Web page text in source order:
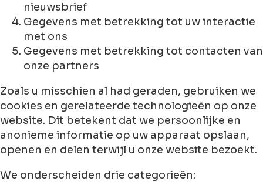
nieuwsbrief
Gegevens met betrekking tot uw interactie
met ons
Gegevens met betrekking tot contacten van
onze partners
Zoals u misschien al had geraden, gebruiken we
cookies en gerelateerde technologieën op onze
website. Dit betekent dat we persoonlijke en
anonieme informatie op uw apparaat opslaan,
openen en delen terwijl u onze website bezoekt.
We onderscheiden drie categorieën: